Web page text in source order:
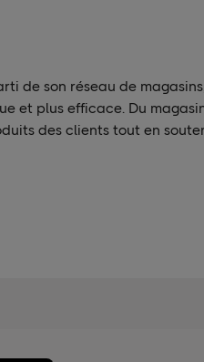
de son réseau de
et plus efficace. Du
des clients tout en